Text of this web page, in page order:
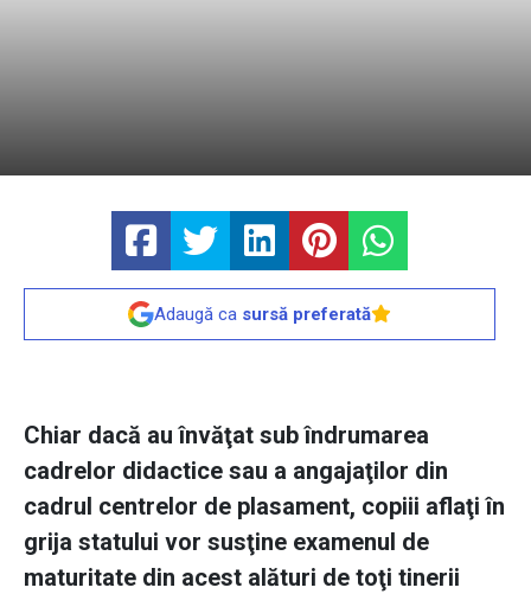
Adaugă ca sursă preferată
Chiar dacă au învăţat sub îndrumarea
cadrelor didactice sau a angajaţilor din
cadrul centrelor de plasament, copiii aflaţi în
grija statului vor susţine examenul de
maturitate din acest alături de toţi tinerii